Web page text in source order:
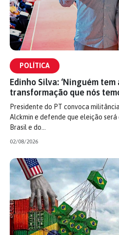
POLÍTICA
Edinho Silva: ‘Ninguém
transformação que nós
Presidente do PT convoca
Alckmin e defende que eleição
Brasil e do…
02/08/2026